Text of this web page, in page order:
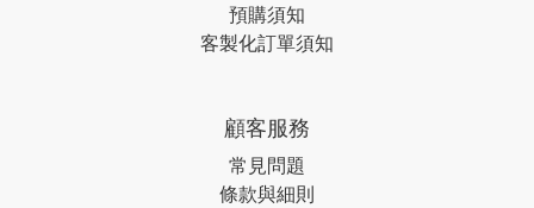
預購須知
客製化訂單須知
顧客服務
常見問題
條款與細則